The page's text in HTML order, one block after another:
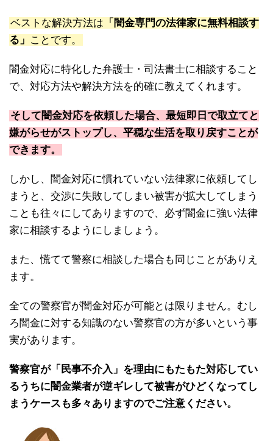
ベストな解決方法は 「闇金専門の法律家に無料相談す
る」 ことです。
闇金対応に特化した弁護士・司法書士に相談すること
で、対応方法や解決方法を的確に教えてくれます。
そして闇金対応を依頼した場合、最短即日で取立てと
嫌がらせがストップし、平穏な生活を取り戻すことが
できます。
しかし、闇金対応に慣れていない法律家に依頼してし
まうと、交渉に失敗してしまい被害が拡大してしまう
ことも往々にしてありますので、必ず闇金に強い法律
家に相談するようにしましょう。
また、慌てて警察に相談した場合も同じことがありえ
ます。
全ての警察官が闇金対応が可能とは限りません。むし
ろ闇金に対する知識のない警察官の方が多いという事
実があります。
警察官が「民事不介入」を理由にもたもた対応してい
るうちに闇金業者が逆ギレして被害がひどくなってし
まうケースも多々ありますのでご注意ください。